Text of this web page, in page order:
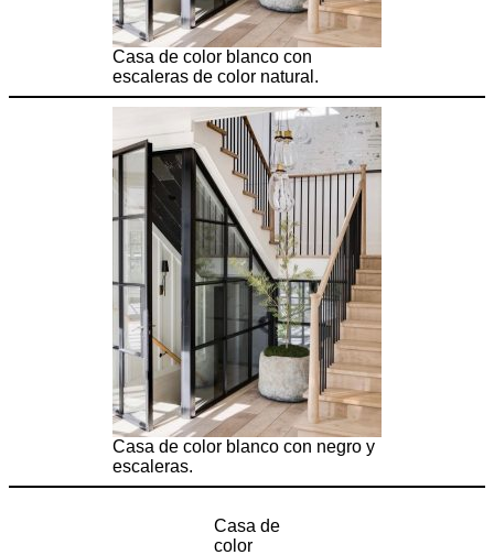
Casa de color blanco con
escaleras de color natural.
Casa de color blanco con negro y
escaleras.
Casa de
color